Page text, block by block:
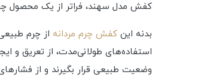
کفش مدل سهند، فراتر از یک محصول
بدنه این کفش چرم مردانه از چرم
استفاده‌های طولانی‌مدت، از تعریق و
وضعیت طبیعی قرار بگیرند و از